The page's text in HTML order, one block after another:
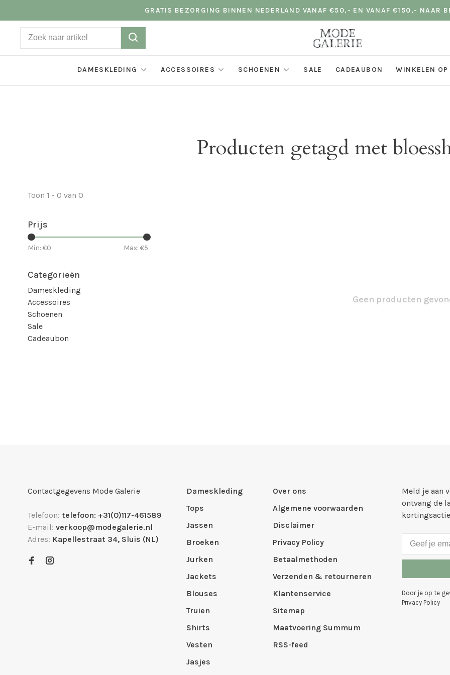
GRATIS BEZORGING BINNEN NEDERLAND VANAF €50,- EN VANAF €150,- NAAR
DAMESKLEDING ACCESSOIRES SCHOENEN SALE CADEAUBON WINKELEN
Producten getagd met
Toon 1 - 0 van 0
Prijs
Min: €0 Max: €5
Categorieën
Dameskleding
Accessoires
Schoenen
Sale
Cadeaubon
Geen producten
Contactgegevens Mode Galerie
Telefoon: telefoon: +31(0)117-461589
E-mail: verkoop@modegalerie.nl
Adres: Kapellestraat 34, Sluis (NL)
Dameskleding
Tops
Jassen
Broeken
Jurken
Jackets
Blouses
Truien
Shirts
Vesten
Jasjes
Over ons
Algemene voorwaarden
Disclaimer
Privacy Policy
Betaalmethoden
Verzenden & retourneren
Klantenservice
Sitemap
Maatvoering Summum
RSS-feed
Meld je aan
ontvang de
Door je op te
Privacy Policy